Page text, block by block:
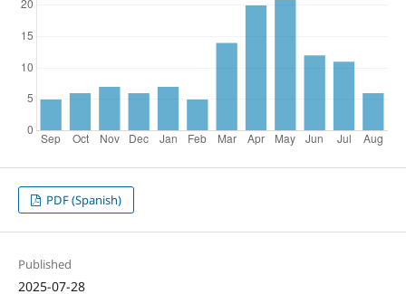
PDF (Spanish)
Published
2025-07-28